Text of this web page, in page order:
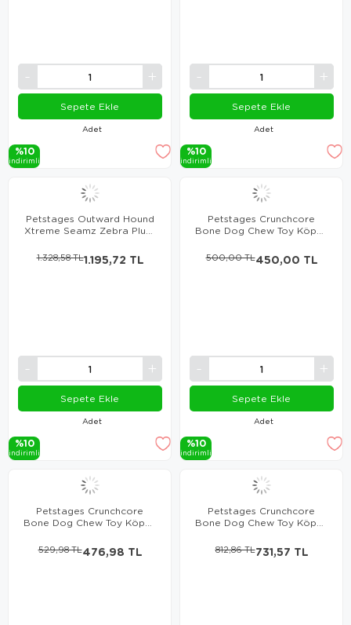
Adet
Sepete Ekle
%10
i̇ndi̇ri̇mli̇
Adet
Sepete Ekle
%10
i̇ndi̇ri̇mli̇
Petstages Outward Hound
Xtreme Seamz Zebra Plush
Adet
1.195,72 TL
1.328,58 TL
Sepete Ekle
%10
i̇ndi̇ri̇mli̇
Petstages Crunchcore
Bone Dog Chew Toy Köpek
Adet
450,00 TL
500,00 TL
Sepete Ekle
%10
i̇ndi̇ri̇mli̇
Petstages Crunchcore
Bone Dog Chew Toy Köpek
476,98 TL
529,98 TL
Petstages Crunchcore
Bone Dog Chew Toy Köpek
731,57 TL
812,86 TL